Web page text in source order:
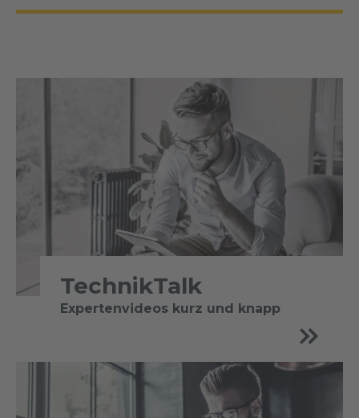
TechnikTalk
Expertenvideos kurz und knapp